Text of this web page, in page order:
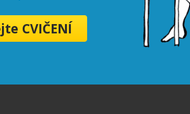
CVIČENÍ